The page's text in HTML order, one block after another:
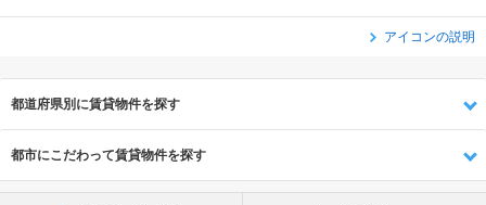
アイコンの説明
都道府県別に賃貸物件を探す
都市にこだわって賃貸物件を探す